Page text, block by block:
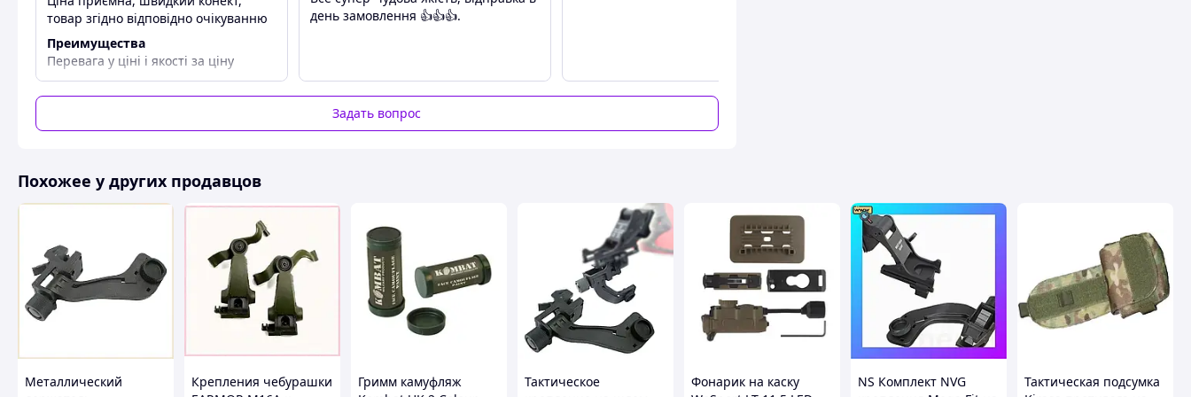
современный дизайн и эргономика, повторяющие решения премиального бренда Team Wendy;
надёжная защита и комфорт при длительном ношении.
Комплектация:
подвесная система;
набор противоударных подушек (2 уровня);
NVG-шрауд (алюминиевый) + комплект винтов.
Практичное решение для военных, страйкбола, тренировок и тактической экипировки.
Похожие товары по характеристикам
товар згідно відповідно очікуванню
Преимущества
Перевага у ціні і якості за ціну
день замовлення 👍👍👍.
Задать вопрос
Похожее у других продавцов
Металлический
Крепления чебурашки
Гримм камуфляж
Тактическое
Фонарик на каску
NS Комплект NVG
Тактическая подсумка